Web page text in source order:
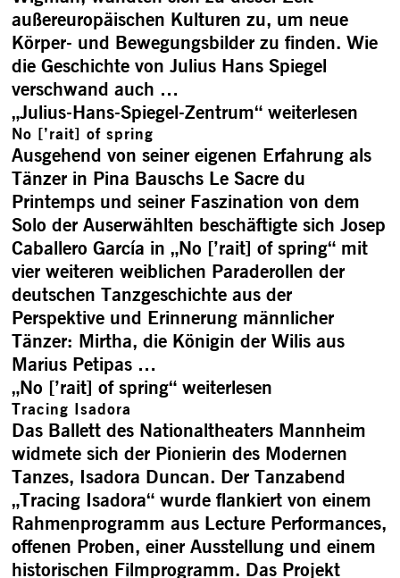
außereuropäischen Kulturen zu, um neue
Körper- und Bewegungsbilder zu finden. Wie
die Geschichte von Julius Hans Spiegel
verschwand auch …
„Julius-Hans-Spiegel-Zentrum“weiterlesen
No [’rait] of spring
Ausgehend von seiner eigenen Erfahrung als
Tänzer in Pina Bauschs Le Sacre du
Printemps und seiner Faszination von dem
Solo der Auserwählten beschäftigte sich Josep
Caballero García in „No [’rait] of spring“ mit
vier weiteren weiblichen Paraderollen der
deutschen Tanzgeschichte aus der
Perspektive und Erinnerung männlicher
Tänzer: Mirtha, die Königin der Wilis aus
Marius Petipas …
„No [’rait] of spring“weiterlesen
Tracing Isadora
Das Ballett des Nationaltheaters Mannheim
widmete sich der Pionierin des Modernen
Tanzes, Isadora Duncan. Der Tanzabend
„Tracing Isadora“ wurde flankiert von einem
Rahmenprogramm aus Lecture Performances,
offenen Proben, einer Ausstellung und einem
historischen Filmprogramm. Das Projekt